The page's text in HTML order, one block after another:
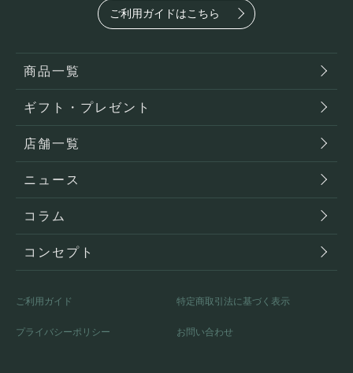
ご利用ガイドはこちら
商品一覧
ギフト・プレゼント
店舗一覧
ニュース
コラム
コンセプト
ご利用ガイド 特定商取引法に基づく表示
プライバシーポリシー お問い合わせ